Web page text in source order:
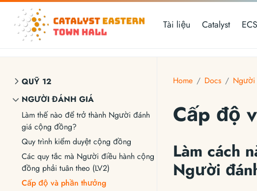
Tài liệu Catalyst ECS
QUỸ 12
NGƯỜI ĐÁNH GIÁ
Làm thế nào để trở thành Người đánh
giá cộng đồng?
Quy trình kiểm duyệt cộng đồng
Các quy tắc mà Người điều hành cộng
đồng phải tuân theo (LV2)
Cấp độ và phần thưởng
Home Docs Người
Cấp độ
Làm cách
Người